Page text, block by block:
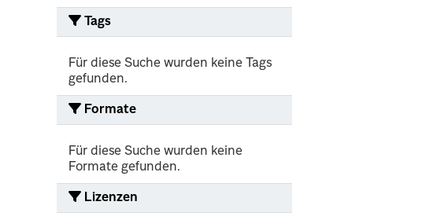
Tags
Für diese Suche wurden keine Tags
gefunden.
Formate
Für diese Suche wurden keine
Formate gefunden.
Lizenzen